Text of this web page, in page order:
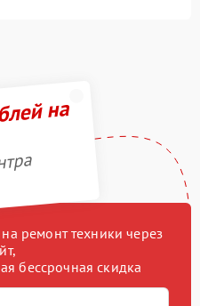
на
ремонт техники через
бессрочная скидка